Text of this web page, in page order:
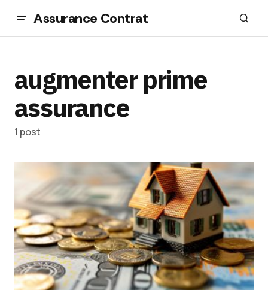
Assurance Contrat
augmenter prime
assurance
1 post